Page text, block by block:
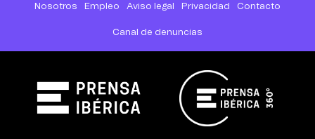
Nosotros Empleo Aviso legal Privacidad Contacto
Canal de denuncias